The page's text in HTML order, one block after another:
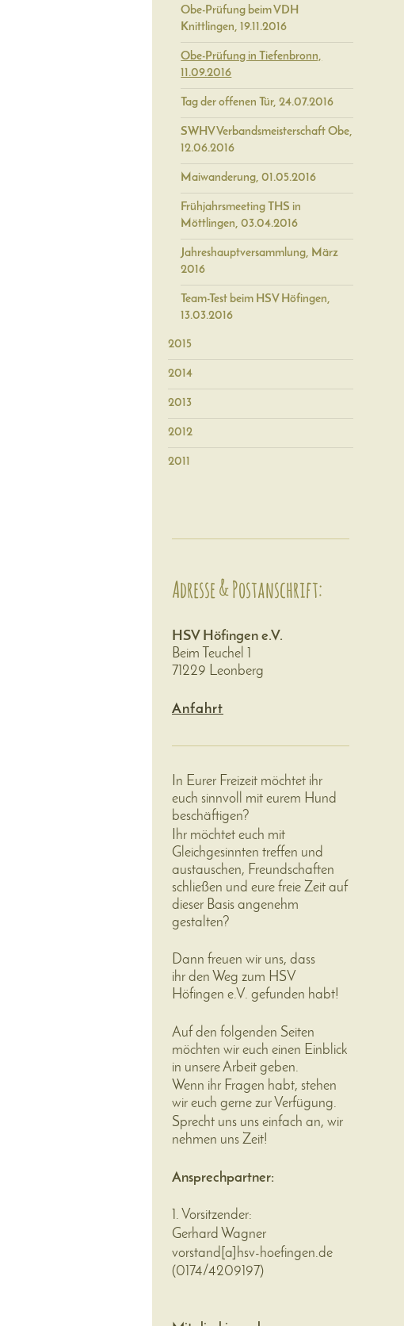
Obe-Prüfung beim VDH
Knittlingen, 19.11.2016
Obe-Prüfung in Tiefenbronn,
11.09.2016
Tag der offenen Tür, 24.07.2016
SWHV Verbandsmeisterschaft Obe,
12.06.2016
Maiwanderung, 01.05.2016
Frühjahrsmeeting THS in
Möttlingen, 03.04.2016
Jahreshauptversammlung, März
2016
Team-Test beim HSV Höfingen,
13.03.2016
2015
2014
2013
2012
2011
Adresse & Postanschrift:
HSV Höfingen e.V.
Beim Teuchel 1
71229 Leonberg
Anfahrt
In Eurer Freizeit möchtet ihr
euch sinnvoll mit eurem Hund
beschäftigen?
Ihr möchtet euch mit
Gleichgesinnten treffen und
austauschen, Freundschaften
schließen und eure freie Zeit auf
dieser Basis angenehm
gestalten?
Dann freuen wir uns, dass
ihr den Weg zum HSV
Höfingen e.V. gefunden habt!
Auf den folgenden Seiten
möchten wir euch einen Einblick
in unsere Arbeit geben.
Wenn ihr Fragen habt, stehen
wir euch gerne zur Verfügung.
Sprecht uns uns einfach an, wir
nehmen uns Zeit!
Ansprechpartner:
1. Vorsitzender:
Gerhard Wagner
vorstand [a] hsv-hoefingen.de
(0174/4209197)